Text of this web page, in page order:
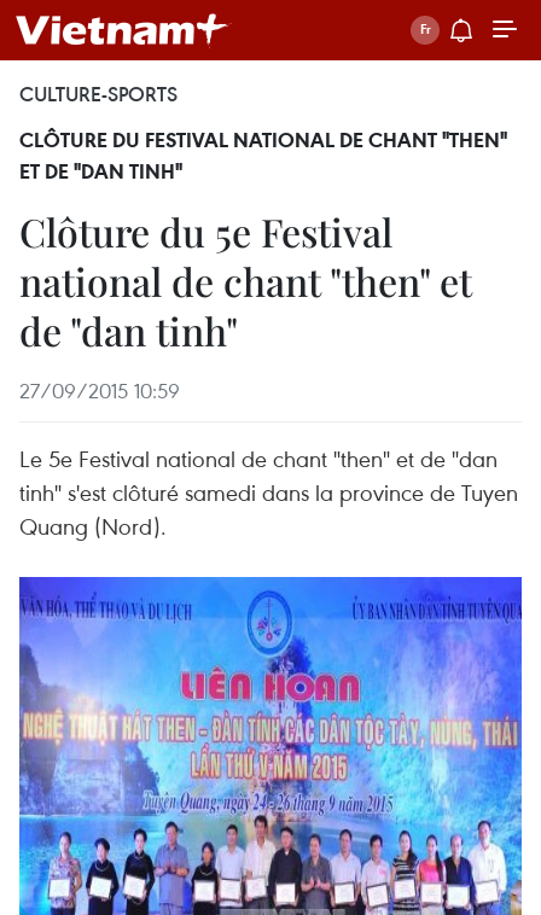
CULTURE-SPORTS
CLÔTURE DU FESTIVAL NATIONAL DE CHANT "THEN"
ET DE "DAN TINH"
Clôture du 5e Festival
national de chant "then" et
de "dan tinh"
27/09/2015 10:59
Le 5e Festival national de chant "then" et de "dan
tinh" s'est clôturé samedi dans la province de Tuyen
Quang (Nord).